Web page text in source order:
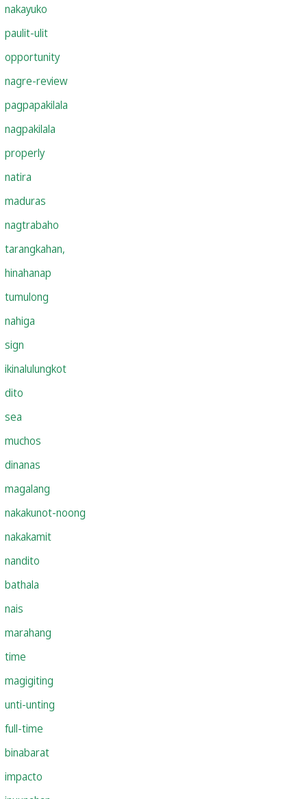
nakayuko
paulit-ulit
opportunity
nagre-review
pagpapakilala
nagpakilala
properly
natira
maduras
nagtrabaho
tarangkahan,
hinahanap
tumulong
nahiga
sign
ikinalulungkot
dito
sea
muchos
dinanas
magalang
nakakunot-noong
nakakamit
nandito
bathala
nais
marahang
time
magigiting
unti-unting
full-time
binabarat
impacto